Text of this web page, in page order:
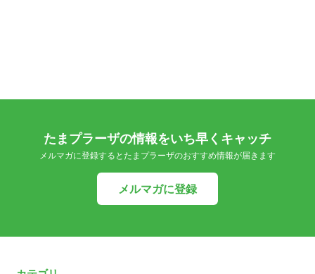
たまプラーザの情報をいち早くキャッチ
メルマガに登録するとたまプラーザのおすすめ情報が届きます
メルマガに登録